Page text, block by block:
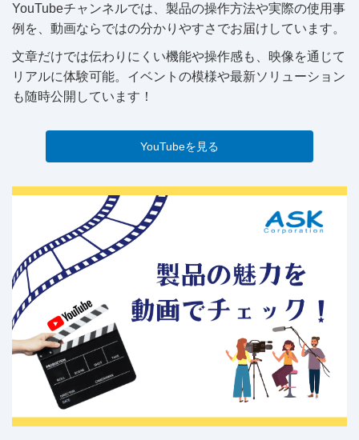
YouTubeチャンネルでは、製品の操作方法や実際の使用事
例を、動画ならではの分かりやすさでお届けしています。
文章だけでは伝わりにくい機能や操作感も、映像を通じて
リアルに体験可能。イベントの模様や最新ソリューション
も随時公開しています！
YouTubeを見る